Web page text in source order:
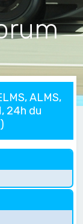
ALMS,
24h du